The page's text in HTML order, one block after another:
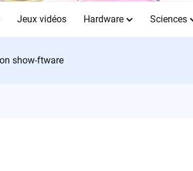
Jeux vidéos Hardware Sciences
show-ftware